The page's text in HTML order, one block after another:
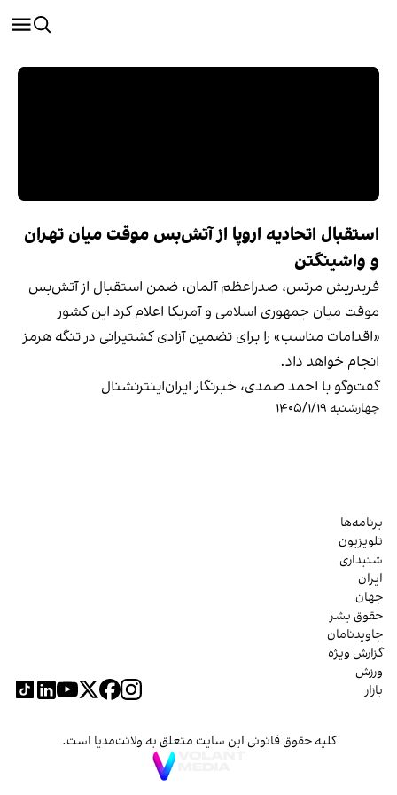
استقبال اتحادیه اروپا از آتش‌بس موقت میان تهران
و واشینگتن
فریدریش مرتس، صدراعظم آلمان، ضمن استقبال از آتش‌بس
موقت میان جمهوری اسلامی و آمریکا اعلام کرد این کشور
«اقدامات مناسب» را برای تضمین آزادی کشتیرانی در تنگه هرمز
انجام خواهد داد.
گفت‌وگو با احمد صمدی، خبرنگار ایران‌اینترنشنال
چهارشنبه ۱۴۰۵/۱/۱۹
برنامه‌ها
تلویزیون
شنیداری
ایران
جهان
حقوق بشر
جاویدنامان
گزارش ویژه
ورزش
بازار
کلیه حقوق قانونی این سایت متعلق به ولانت‌مدیا است.